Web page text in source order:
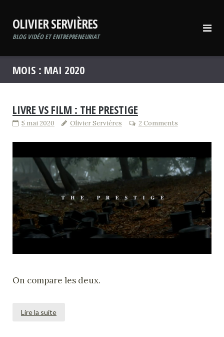
contentOLIVIER SERVIÈRES
BLOG VIDÉO ET ENTREPRENEURIAT
MOIS : MAI 2020
LIVRE VS FILM : THE PRESTIGE
5 mai 2020 Olivier Servières 2 Comments
On compare les deux.
Lire la suite